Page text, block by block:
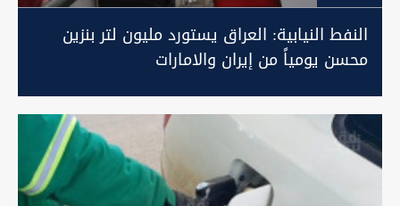
النفط النيابية: العراق يستورد مليون لتر بنزين
محسن يومياً من إيران والامارات